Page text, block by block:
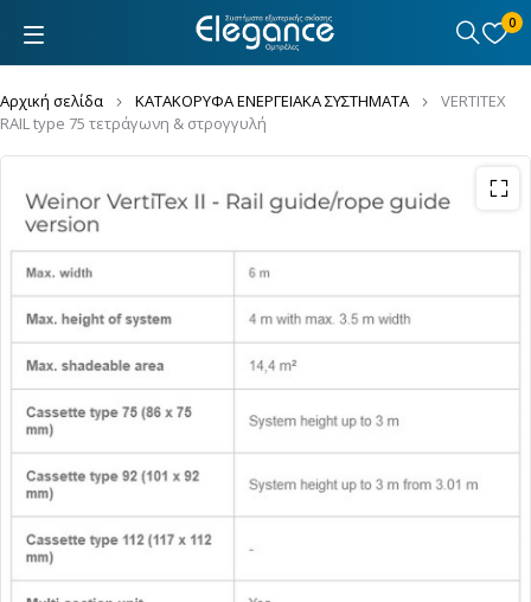
0
Αρχική σελίδα ΚΑΤΑΚΟΡΥΦΑ ΕΝΕΡΓΕΙΑΚΑ ΣΥΣΤΗΜΑΤΑ
VERTITEX
RAIL type 75 τετράγωνη & στρογγυλή